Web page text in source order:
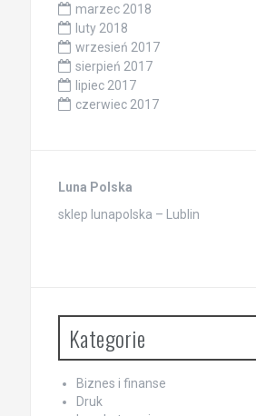
marzec 2018
luty 2018
wrzesień 2017
sierpień 2017
lipiec 2017
czerwiec 2017
Luna Polska
sklep lunapolska – Lublin
Kategorie
Biznes i finanse
Druk